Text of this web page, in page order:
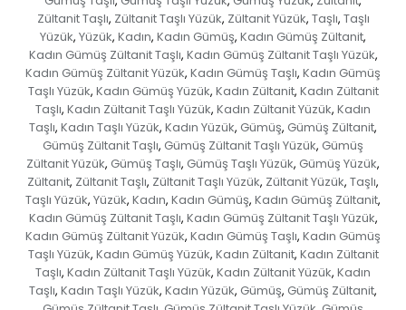
Zültanit Taşlı, Zültanit Taşlı Yüzük, Zültanit Yüzük, Taşlı, Taşlı
Yüzük, Yüzük, Kadın, Kadın Gümüş, Kadın Gümüş Zültanit,
Kadın Gümüş Zültanit Taşlı, Kadın Gümüş Zültanit Taşlı Yüzük,
Kadın Gümüş Zültanit Yüzük, Kadın Gümüş Taşlı, Kadın Gümüş
Taşlı Yüzük, Kadın Gümüş Yüzük, Kadın Zültanit, Kadın Zültanit
Taşlı, Kadın Zültanit Taşlı Yüzük, Kadın Zültanit Yüzük, Kadın
Taşlı, Kadın Taşlı Yüzük, Kadın Yüzük, Gümüş, Gümüş Zültanit,
Gümüş Zültanit Taşlı, Gümüş Zültanit Taşlı Yüzük, Gümüş
Zültanit Yüzük, Gümüş Taşlı, Gümüş Taşlı Yüzük, Gümüş Yüzük,
Zültanit, Zültanit Taşlı, Zültanit Taşlı Yüzük, Zültanit Yüzük, Taşlı,
Taşlı Yüzük, Yüzük, Kadın, Kadın Gümüş, Kadın Gümüş Zültanit,
Kadın Gümüş Zültanit Taşlı, Kadın Gümüş Zültanit Taşlı Yüzük,
Kadın Gümüş Zültanit Yüzük, Kadın Gümüş Taşlı, Kadın Gümüş
Taşlı Yüzük, Kadın Gümüş Yüzük, Kadın Zültanit, Kadın Zültanit
Taşlı, Kadın Zültanit Taşlı Yüzük, Kadın Zültanit Yüzük, Kadın
Taşlı, Kadın Taşlı Yüzük, Kadın Yüzük, Gümüş, Gümüş Zültanit,